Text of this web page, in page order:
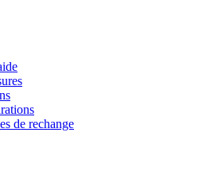
de rechange